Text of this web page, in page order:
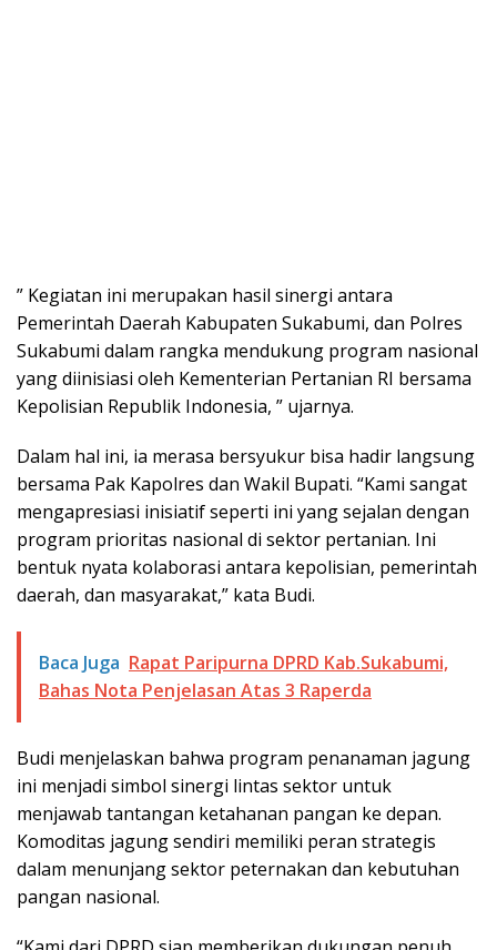
” Kegiatan ini merupakan hasil sinergi antara
Pemerintah Daerah Kabupaten Sukabumi, dan Polres
Sukabumi dalam rangka mendukung program nasional
yang diinisiasi oleh Kementerian Pertanian RI bersama
Kepolisian Republik Indonesia, ” ujarnya.
Dalam hal ini, ia merasa bersyukur bisa hadir langsung
bersama Pak Kapolres dan Wakil Bupati. “Kami sangat
mengapresiasi inisiatif seperti ini yang sejalan dengan
program prioritas nasional di sektor pertanian. Ini
bentuk nyata kolaborasi antara kepolisian, pemerintah
daerah, dan masyarakat,” kata Budi.
Baca Juga Rapat Paripurna DPRD Kab.Sukabumi,
Bahas Nota Penjelasan Atas 3 Raperda
Budi menjelaskan bahwa program penanaman jagung
ini menjadi simbol sinergi lintas sektor untuk
menjawab tantangan ketahanan pangan ke depan.
Komoditas jagung sendiri memiliki peran strategis
dalam menunjang sektor peternakan dan kebutuhan
pangan nasional.